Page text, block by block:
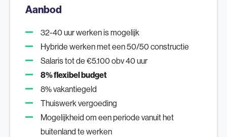
Aanbod
32-40 uur werken is mogelijk
Hybride werken met een 50/50 constructie
Salaris tot de €5.100 obv 40 uur
8% flexibel budget
8% vakantiegeld
Thuiswerk vergoeding
Mogelijkheid om een periode vanuit het
buitenland te werken